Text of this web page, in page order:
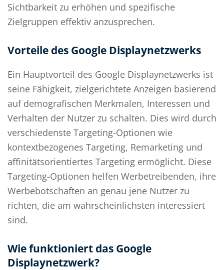
Sichtbarkeit zu erhöhen und spezifische
Zielgruppen effektiv anzusprechen.
Vorteile des Google Displaynetzwerks
Ein Hauptvorteil des Google Displaynetzwerks ist
seine Fähigkeit, zielgerichtete Anzeigen basierend
auf demografischen Merkmalen, Interessen und
Verhalten der Nutzer zu schalten. Dies wird durch
verschiedenste Targeting-Optionen wie
kontextbezogenes Targeting, Remarketing und
affinitätsorientiertes Targeting ermöglicht. Diese
Targeting-Optionen helfen Werbetreibenden, ihre
Werbebotschaften an genau jene Nutzer zu
richten, die am wahrscheinlichsten interessiert
sind.
Wie funktioniert das Google
Displaynetzwerk?